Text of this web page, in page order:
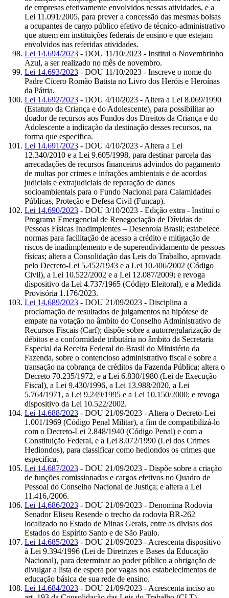
de empresas efetivamente envolvidos nessas atividades, e a
Lei 11.091/2005, para prever a concessão das mesmas bolsas
a ocupantes de cargo público efetivo de técnico-administrativo
que atuem em instituições federais de ensino e que estejam
envolvidos nas referidas atividades.
Lei 14.694/2023 - DOU 11/10/2023 - Institui o Novembrinho
Azul, a ser realizado no mês de novembro.
Lei 14.693/2023 - DOU 11/10/2023 - Inscreve o nome do
Padre Cícero Romão Batista no Livro dos Heróis e Heroínas
da Pátria.
Lei 14.692/2023 - DOU 4/10/2023 - Altera a Lei 8.069/1990
(Estatuto da Criança e do Adolescente), para possibilitar ao
doador de recursos aos Fundos dos Direitos da Criança e do
Adolescente a indicação da destinação desses recursos, na
forma que especifica.
Lei 14.691/2023 - DOU 4/10/2023 - Altera a Lei
12.340/2010 e a Lei 9.605/1998, para destinar parcela das
arrecadações de recursos financeiros advindos do pagamento
de multas por crimes e infrações ambientais e de acordos
judiciais e extrajudiciais de reparação de danos
socioambientais para o Fundo Nacional para Calamidades
Públicas, Proteção e Defesa Civil (Funcap).
Lei 14.690/2023 - DOU 3/10/2023 - Edição extra - Institui o
Programa Emergencial de Renegociação de Dívidas de
Pessoas Físicas Inadimplentes – Desenrola Brasil; estabelece
normas para facilitação de acesso a crédito e mitigação de
riscos de inadimplemento e de superendividamento de pessoas
físicas; altera a Consolidação das Leis do Trabalho, aprovada
pelo Decreto-Lei 5.452/1943 e a Lei 10.406/2002 (Código
Civil), a Lei 10.522/2002 e a Lei 12.087/2009; e revoga
dispositivo da Lei 4.737/1965 (Código Eleitoral), e a Medida
Provisória 1.176/2023.
Lei 14.689/2023 - DOU 21/09/2023 - Disciplina a
proclamação de resultados de julgamentos na hipótese de
empate na votação no âmbito do Conselho Administrativo de
Recursos Fiscais (Carf); dispõe sobre a autorregularização de
débitos e a conformidade tributária no âmbito da Secretaria
Especial da Receita Federal do Brasil do Ministério da
Fazenda, sobre o contencioso administrativo fiscal e sobre a
transação na cobrança de créditos da Fazenda Pública; altera o
Decreto 70.235/1972, e a Lei 6.830/1980 (Lei de Execução
Fiscal), a Lei 9.430/1996, a Lei 13.988/2020, a Lei
5.764/1971, a Lei 9.249/1995 e a Lei 10.150/2000; e revoga
dispositivo da Lei 10.522/2002.
Lei 14.688/2023 - DOU 21/09/2023 - Altera o Decreto-Lei
1.001/1969 (Código Penal Militar), a fim de compatibilizá-lo
com o Decreto-Lei 2.848/1940 (Código Penal) e com a
Constituição Federal, e a Lei 8.072/1990 (Lei dos Crimes
Hediondos), para classificar como hediondos os crimes que
especifica.
Lei 14.687/2023 - DOU 21/09/2023 - Dispõe sobre a criação
de funções comissionadas e cargos efetivos no Quadro de
Pessoal do Conselho Nacional de Justiça; e altera a Lei
11.416,/2006.
Lei 14.686/2023 - DOU 21/09/2023 - Denomina Rodovia
Senador Eliseu Resende o trecho da rodovia BR-262
localizado no Estado de Minas Gerais, entre as divisas dos
Estados do Espírito Santo e de São Paulo.
Lei 14.685/2023 - DOU 21/09/2023 - Acrescenta dispositivo
à Lei 9.394/1996 (Lei de Diretrizes e Bases da Educação
Nacional), para determinar ao poder público a obrigação de
divulgar a lista de espera por vagas nos estabelecimentos de
educação básica de sua rede de ensino.
Lei 14.684/2023 - DOU 21/09/2023 - Acrescenta inciso ao